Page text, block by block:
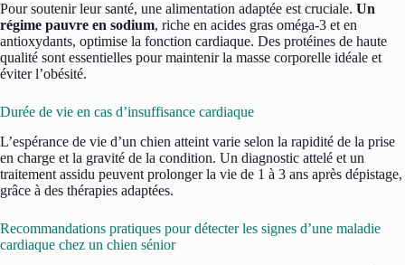
Pour soutenir leur santé, une alimentation adaptée est cruciale. Un
régime pauvre en sodium, riche en acides gras oméga-3 et en
antioxydants, optimise la fonction cardiaque. Des protéines de haute
qualité sont essentielles pour maintenir la masse corporelle idéale et
éviter l’obésité.
Durée de vie en cas d’insuffisance cardiaque
L’espérance de vie d’un chien atteint varie selon la rapidité de la prise
en charge et la gravité de la condition. Un diagnostic attelé et un
traitement assidu peuvent prolonger la vie de 1 à 3 ans après dépistage,
grâce à des thérapies adaptées.
Recommandations pratiques pour détecter les signes d’une maladie
cardiaque chez un chien sénior